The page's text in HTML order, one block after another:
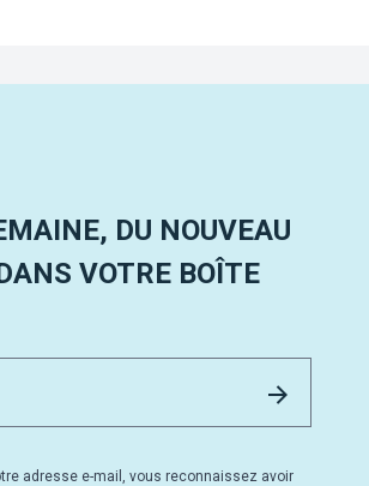
DU NOUVEAU
VOTRE BOÎTE
adresse e-mail, vous reconnaissez avoir